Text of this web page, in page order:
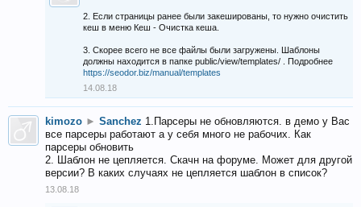
2. Если страницы ранее были закешированы, то нужно очистить
кеш в меню Кеш - Очистка кеша.
3. Скорее всего не все файлы были загружены. Шаблоны
должны находится в папке public/view/templates/ . Подробнее
https://seodor.biz/manual/templates
14.08.18
kimozo ► Sanchez 1.Парсеры не обновляются. в демо у Вас
все парсеры работают а у себя много не рабочих. Как
парсеры обновить
2. Шаблон не цепляется. Скачн на форуме. Может для другой
версии? В каких случаях не цепляется шаблон в список?
13.08.18